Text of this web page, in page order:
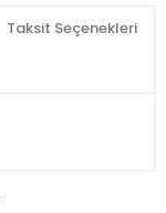
Taksit Seçenekleri